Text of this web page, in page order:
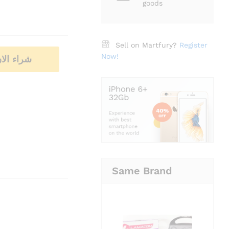
شراء
goods
Sell on Martfury? Register
Now!
Same Brand